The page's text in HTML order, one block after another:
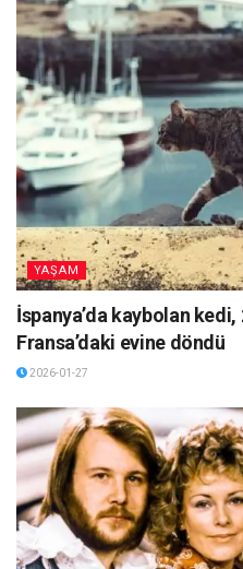
YAŞAM
İspanya’da kaybolan
Fransa’daki evine döndü
2026-01-27